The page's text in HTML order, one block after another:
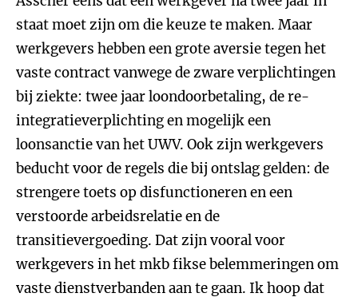
staat moet zijn om die keuze te maken. Maar
werkgevers hebben een grote aversie tegen het
vaste contract vanwege de zware verplichtingen
bij ziekte: twee jaar loondoorbetaling, de re-
integratieverplichting en mogelijk een
loonsanctie van het UWV. Ook zijn werkgevers
beducht voor de regels die bij ontslag gelden: de
strengere toets op disfunctioneren en een
verstoorde arbeidsrelatie en de
transitievergoeding. Dat zijn vooral voor
werkgevers in het mkb fikse belemmeringen om
vaste dienstverbanden aan te gaan. Ik hoop dat